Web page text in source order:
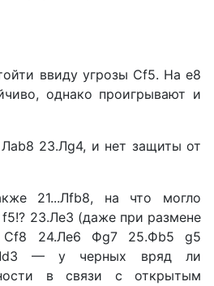
ввиду угрозы Сf5. На е8
однако про­игрывают и
23.Лg4, и нет защиты от
21...Лfb8, на что могло
f5!? 23.Ле3 (даже при размене
24.Ле6 Фg7 25.Фb5 g5
— у черных вряд ли
в связи с открытым